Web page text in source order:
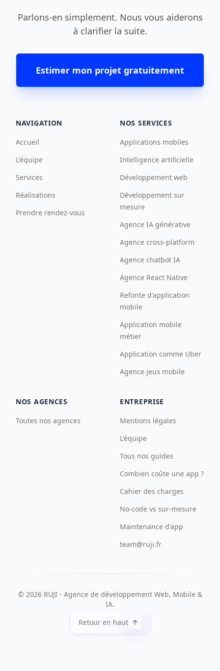
Parlons-en simplement. Nous vous aiderons
à clarifier la suite.
Estimer mon projet gratuitement
NAVIGATION
Accueil
L'équipe
Services
Réalisations
Prendre rendez-vous
NOS SERVICES
Applications mobiles
Intelligence artificielle
Développement web
Développement sur
mesure
Agence IA générative
Agence cross-platform
Agence chatbot IA
Agence React Native
Refonte d'application
mobile
Application mobile
métier
Application comme Uber
Agence jeux mobile
NOS AGENCES
Toutes nos agences
ENTREPRISE
Mentions légales
L'équipe
Tous nos guides
Combien coûte une app ?
Cahier des charges
No-code vs sur-mesure
Maintenance d'app
team@ruji.fr
© 2026RUJI - Agence de développement Web, Mobile &
IA.
Retour en haut